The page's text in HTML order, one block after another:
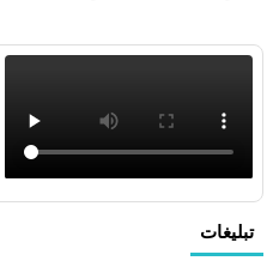
✅
کنه 💚 تغییر
تبلیغات